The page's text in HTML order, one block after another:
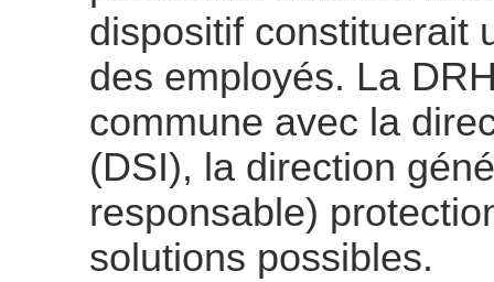
dispositif constituerait
des employés. La
commune avec la
(DSI), la direction
responsable)
solutions possibles.